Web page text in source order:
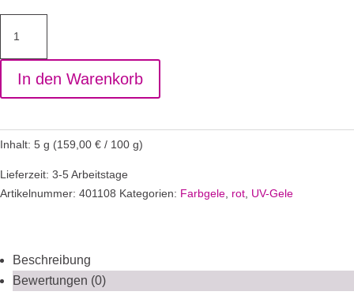
Pomegranate
Menge
In den Warenkorb
Inhalt: 5 g (159,00 € / 100 g)
Lieferzeit: 3-5 Arbeitstage
Artikelnummer: 401108 Kategorien: Farbgele rot UV-Gele
Beschreibung
Bewertungen (0)